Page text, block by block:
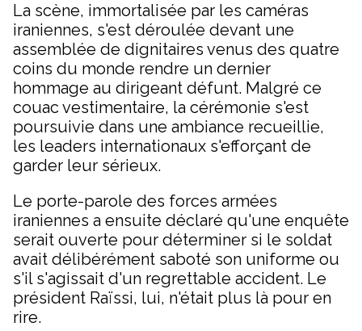
La scène, immortalisée par les caméras
iraniennes, s'est déroulée devant une
assemblée de dignitaires venus des quatre
coins du monde rendre un dernier
hommage au dirigeant défunt. Malgré ce
couac vestimentaire, la cérémonie s'est
poursuivie dans une ambiance recueillie,
les leaders internationaux s'efforçant de
garder leur sérieux.
Le porte-parole des forces armées
iraniennes a ensuite déclaré qu'une enquête
serait ouverte pour déterminer si le soldat
avait délibérément saboté son uniforme ou
s'il s'agissait d'un regrettable accident. Le
président Raïssi, lui, n'était plus là pour en
rire.